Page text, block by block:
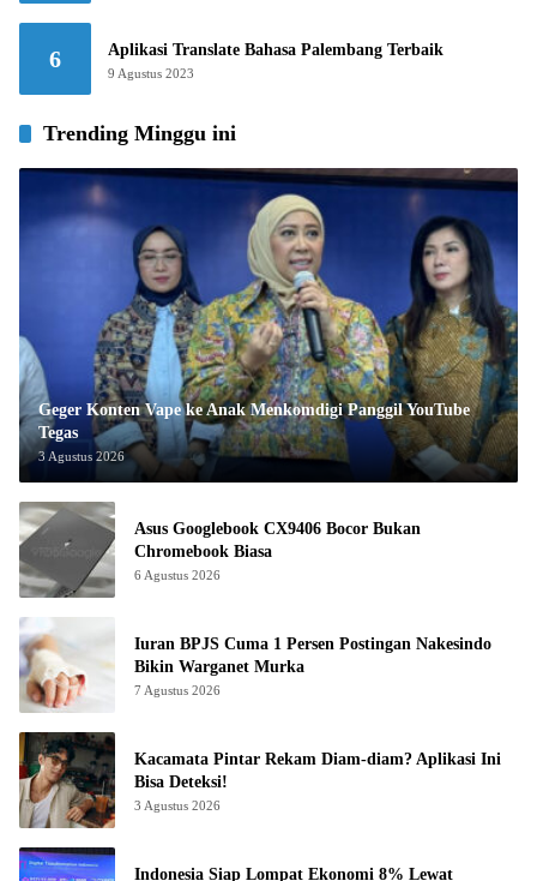
6 Aplikasi Translate Bahasa Palembang Terbaik
9 Agustus 2023
Trending Minggu ini
Geger Konten Vape ke Anak Menkomdigi Panggil YouTube
Tegas
3 Agustus 2026
Asus Googlebook CX9406 Bocor Bukan
Chromebook Biasa
6 Agustus 2026
Iuran BPJS Cuma 1 Persen Postingan Nakesindo
Bikin Warganet Murka
7 Agustus 2026
Kacamata Pintar Rekam Diam-diam? Aplikasi Ini
Bisa Deteksi!
3 Agustus 2026
Indonesia Siap Lompat Ekonomi 8% Lewat